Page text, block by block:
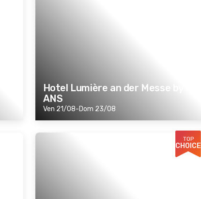
Hotel Lumière an der Messe by
ANS
Ven 21/08-Dom 23/08
TOP
CHOICE